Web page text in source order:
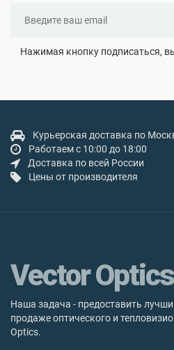
Нажимая кнопку подписаться,
Курьерская доставка по
Работаем с 10:00 до 18:00
Доставка по всей России
Цены от производителя
Vector Optics
Наша задача - предоставить
продаже оптического и
Optics.